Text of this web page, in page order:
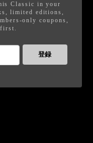
Classic in your
limited editions,
only coupons,
登録